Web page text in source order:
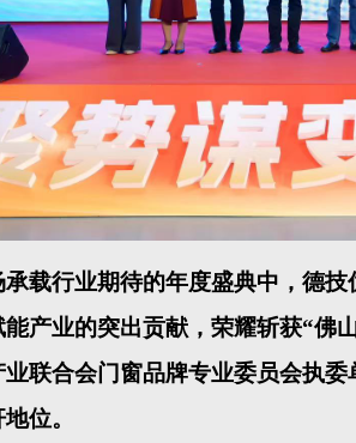
承载行业期待的年度盛典中，德
能产业的突出贡献，荣耀斩获“佛
业联合会门窗品牌专业委员会执
位。